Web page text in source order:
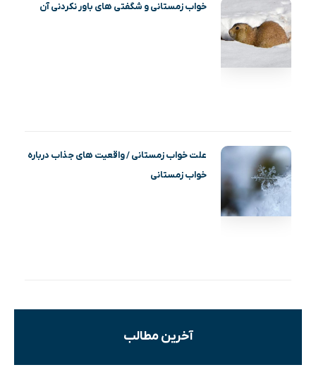
خواب زمستانی و شگفتی های باور نکردنی آن
علت خواب زمستانی / واقعیت‌ های جذاب درباره
خواب زمستانی
آخرین مطالب